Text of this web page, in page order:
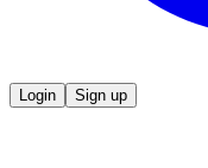
Login Sign up